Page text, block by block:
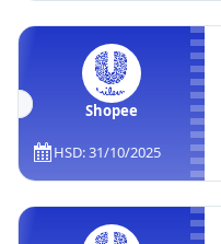
Shopee
HSD: 31/10/2025